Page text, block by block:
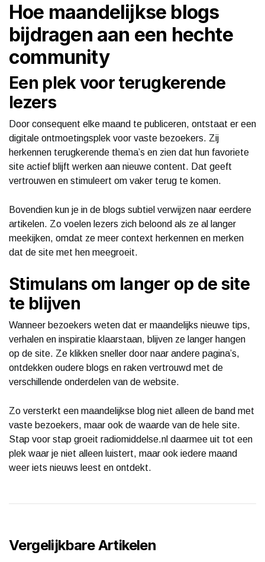
Hoe maandelijkse blogs
bijdragen aan een hechte
community
Een plek voor terugkerende
lezers
Door consequent elke maand te publiceren, ontstaat er een
digitale ontmoetingsplek voor vaste bezoekers. Zij
herkennen terugkerende thema’s en zien dat hun favoriete
site actief blijft werken aan nieuwe content. Dat geeft
vertrouwen en stimuleert om vaker terug te komen.
Bovendien kun je in de blogs subtiel verwijzen naar eerdere
artikelen. Zo voelen lezers zich beloond als ze al langer
meekijken, omdat ze meer context herkennen en merken
dat de site met hen meegroeit.
Stimulans om langer op de site
te blijven
Wanneer bezoekers weten dat er maandelijks nieuwe tips,
verhalen en inspiratie klaarstaan, blijven ze langer hangen
op de site. Ze klikken sneller door naar andere pagina’s,
ontdekken oudere blogs en raken vertrouwd met de
verschillende onderdelen van de website.
Zo versterkt een maandelijkse blog niet alleen de band met
vaste bezoekers, maar ook de waarde van de hele site.
Stap voor stap groeit radiomiddelse.nl daarmee uit tot een
plek waar je niet alleen luistert, maar ook iedere maand
weer iets nieuws leest en ontdekt.
Vergelijkbare Artikelen